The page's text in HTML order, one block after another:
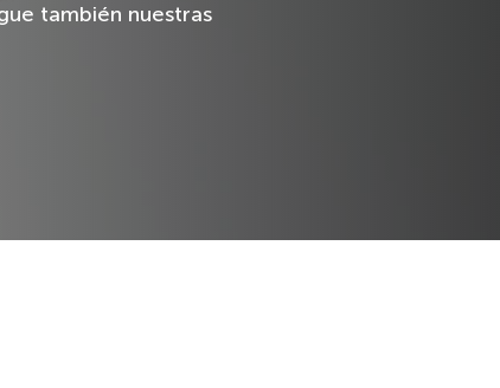
también nuestras